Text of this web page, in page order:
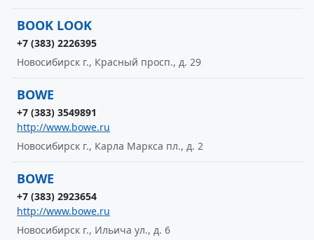
BOOK LOOK
+7 (383) 2226395
Новосибирск г., Красный просп., д. 29
BOWE
+7 (383) 3549891
http://www.bowe.ru
Новосибирск г., Карла Маркса пл., д. 2
BOWE
+7 (383) 2923654
http://www.bowe.ru
Новосибирск г., Ильича ул., д. 6